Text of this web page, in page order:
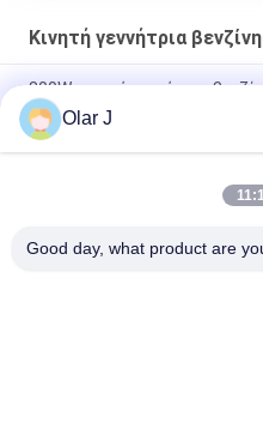
Κινητή γεννήτρια
800W κινητή γεννήτρια
Κινητή γεννήτρια 2200W
τεσσάρων κτυπήματος
2.8kw 110V/220V/230V
Olar J
Good day, what product are